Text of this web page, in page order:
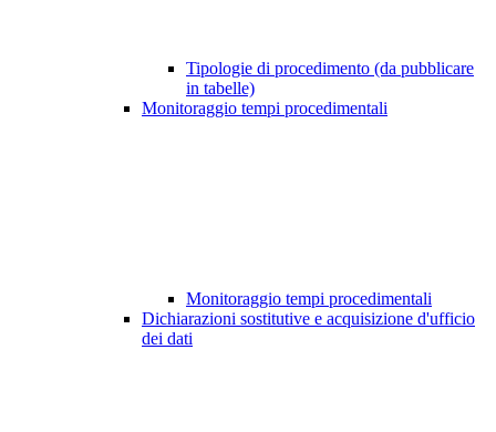
Tipologie di procedimento (da pubblicare
in tabelle)
Monitoraggio tempi procedimentali
Monitoraggio tempi procedimentali
Dichiarazioni sostitutive e acquisizione d'ufficio
dei dati